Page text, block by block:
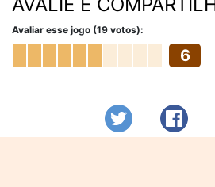
Avaliar esse jogo (19 votos):
6